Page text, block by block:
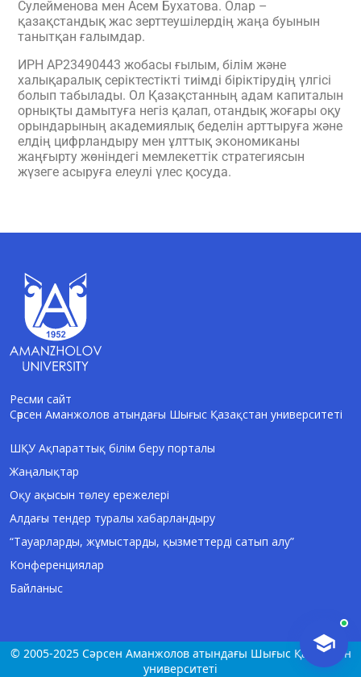
Сулейменова мен Асем Бухатова. Олар –
қазақстандық жас зерттеушілердің жаңа буынын
танытқан ғалымдар.
ИРН AP23490443 жобасы ғылым, білім және
халықаралық серіктестікті тиімді біріктірудің үлгісі
болып табылады. Ол Қазақстанның адам капиталын
орнықты дамытуға негіз қалап, отандық жоғары оқу
орындарының академиялық беделін арттыруға және
елдің цифрландыру мен ұлттық экономиканы
жаңғырту жөніндегі мемлекеттік стратегиясын
жүзеге асыруға елеулі үлес қосуда.
Ресми сайт
Сәрсен Аманжолов атындағы Шығыс Қазақстан университеті
ШҚУ Ақпараттық білім беру порталы
Жаңалықтар
Оқу ақысын төлеу ережелері
Алдағы тендер туралы хабарландыру
“Тауарларды, жұмыстарды, қызметтерді сатып алу”
Конференциялар
Байланыс
© 2005-2025 Сәрсен Аманжолов атындағы Шығыс Қазақстан
университеті
AI-Talapker
Сәлем! Мен AI-Talapker — Сәрсен
Аманжолов атындағы Шығыс Қазақстан
университеті (ШҚУ) көмекшісімін.
Бакалавриат, магистратура, докторантура